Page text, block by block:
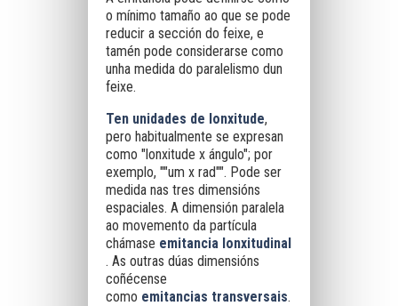
o mínimo tamaño ao que se pode
reducir a sección do feixe, e
tamén pode considerarse como
unha medida do paralelismo dun
feixe.
Ten unidades de lonxitude,
pero habitualmente se expresan
como "lonxitude x ángulo"; por
exemplo, ""um x rad"". Pode ser
medida nas tres dimensións
espaciales. A dimensión paralela
ao movemento da partícula
chámase emitancia lonxitudinal
. As outras dúas dimensións
coñécense
como emitancias transversais.